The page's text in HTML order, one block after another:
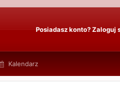
Posiadasz konto? Zaloguj
Kalendarz